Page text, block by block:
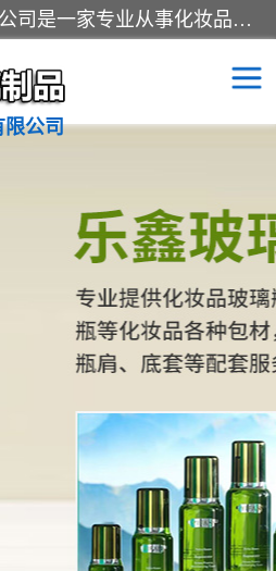
广州乐鑫玻璃制品有限公司是一家专业从事化妆品瓶子、化妆品玻璃瓶子、膏霜瓶、化妆品玻璃瓶等产品的集开发研制、生产、销售于一体的实业型玻璃制品生产企业。产品从设计、开模、试样、生产、蒙砂、抛光、喷涂、高低温单色及多色印刷，烫金（银）到交货实现一条龙服务。
限公司
香水包装瓶
化妆品玻璃瓶
玻璃瓶